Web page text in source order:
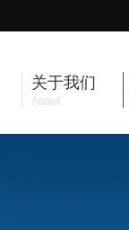
关于我们
About